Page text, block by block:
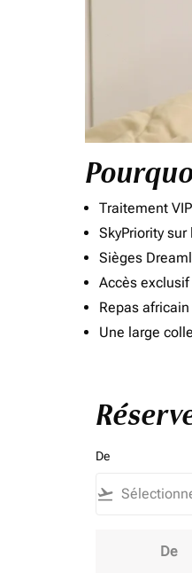
Traitement
SkyPriority
Sièges
Accès
Repas
Une large
De
flight_takeoff
De